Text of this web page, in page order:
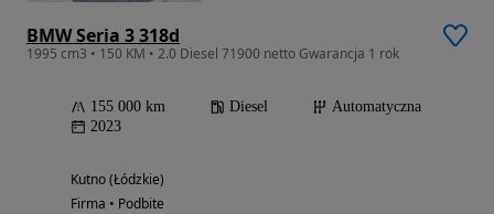
BMW Seria 3 318d
1995 cm3 • 150 KM • 2.0 Diesel 71900 netto Gwarancja 1 rok
155 000 km Diesel
Automatyczna
2023
Kutno (Łódzkie)
Firma • Podbite